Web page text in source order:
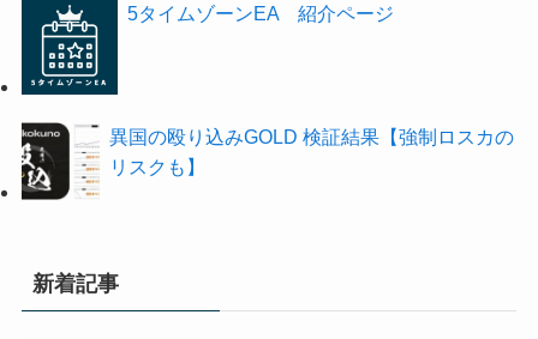
5タイムゾーンEA 紹介ページ
異国の殴り込みGOLD 検証結果【強制ロスカの
リスクも】
新着記事